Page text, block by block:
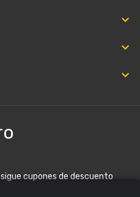


keyboard_arrow_down
cupones de descuento